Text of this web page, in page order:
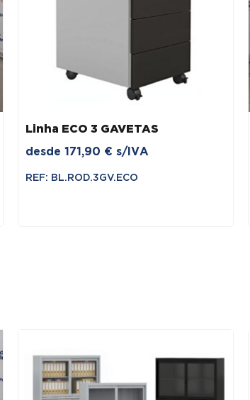
Linha ECO 3 GAVETAS
desde 171,90 € s/IVA
REF: BL.ROD.3GV.ECO